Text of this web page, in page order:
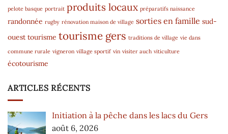
pelote basque portrait produits locaux préparatifs naissance
randonnée rugby rénovation maison de village sorties en famille sud-
ouest tourisme tourisme gers traditions de village vie dans
commune rurale vigneron village sportif vin visiter auch viticulture
écotourisme
ARTICLES RÉCENTS
Initiation à la pêche dans les lacs du Gers
août 6, 2026